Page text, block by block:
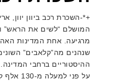
+*-השכרת רכב ביוון יוון,
המושלם “לשים את הראש”
מרגיעה. אחת המדינות
שנהנים מה”קלאבים”
ההיסטוריים ברחבי
על פני